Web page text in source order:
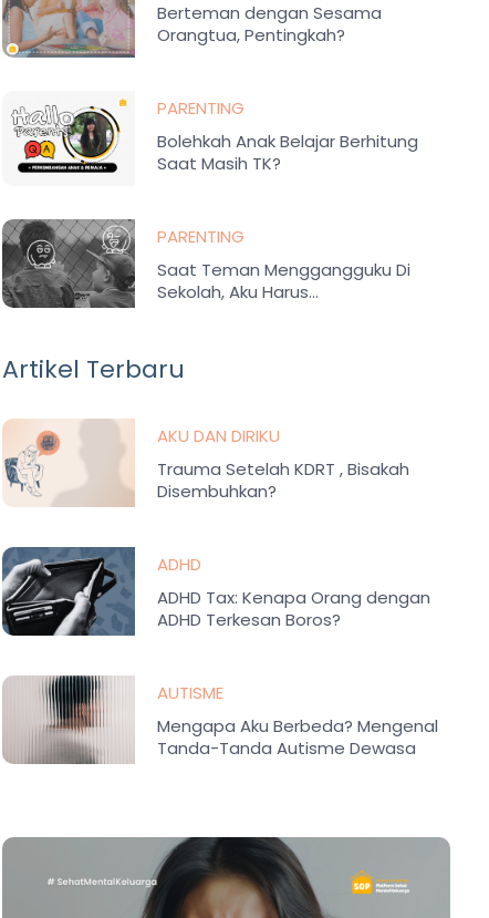
Berteman dengan Sesama
Orangtua, Pentingkah?
PARENTING
Bolehkah Anak Belajar Berhitung
Saat Masih TK?
PARENTING
Saat Teman Menggangguku Di
Sekolah, Aku Harus…
Artikel Terbaru
AKU DAN DIRIKU
Trauma Setelah KDRT , Bisakah
Disembuhkan?
ADHD
ADHD Tax: Kenapa Orang dengan
ADHD Terkesan Boros?
AUTISME
Mengapa Aku Berbeda? Mengenal
Tanda-Tanda Autisme Dewasa